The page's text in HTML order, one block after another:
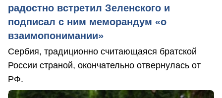
радостно встретил Зеленского и
подписал с ним меморандум «о
взаимопонимании»
Сербия, традиционно считающаяся братской
России страной, окончательно отвернулась от
РФ.